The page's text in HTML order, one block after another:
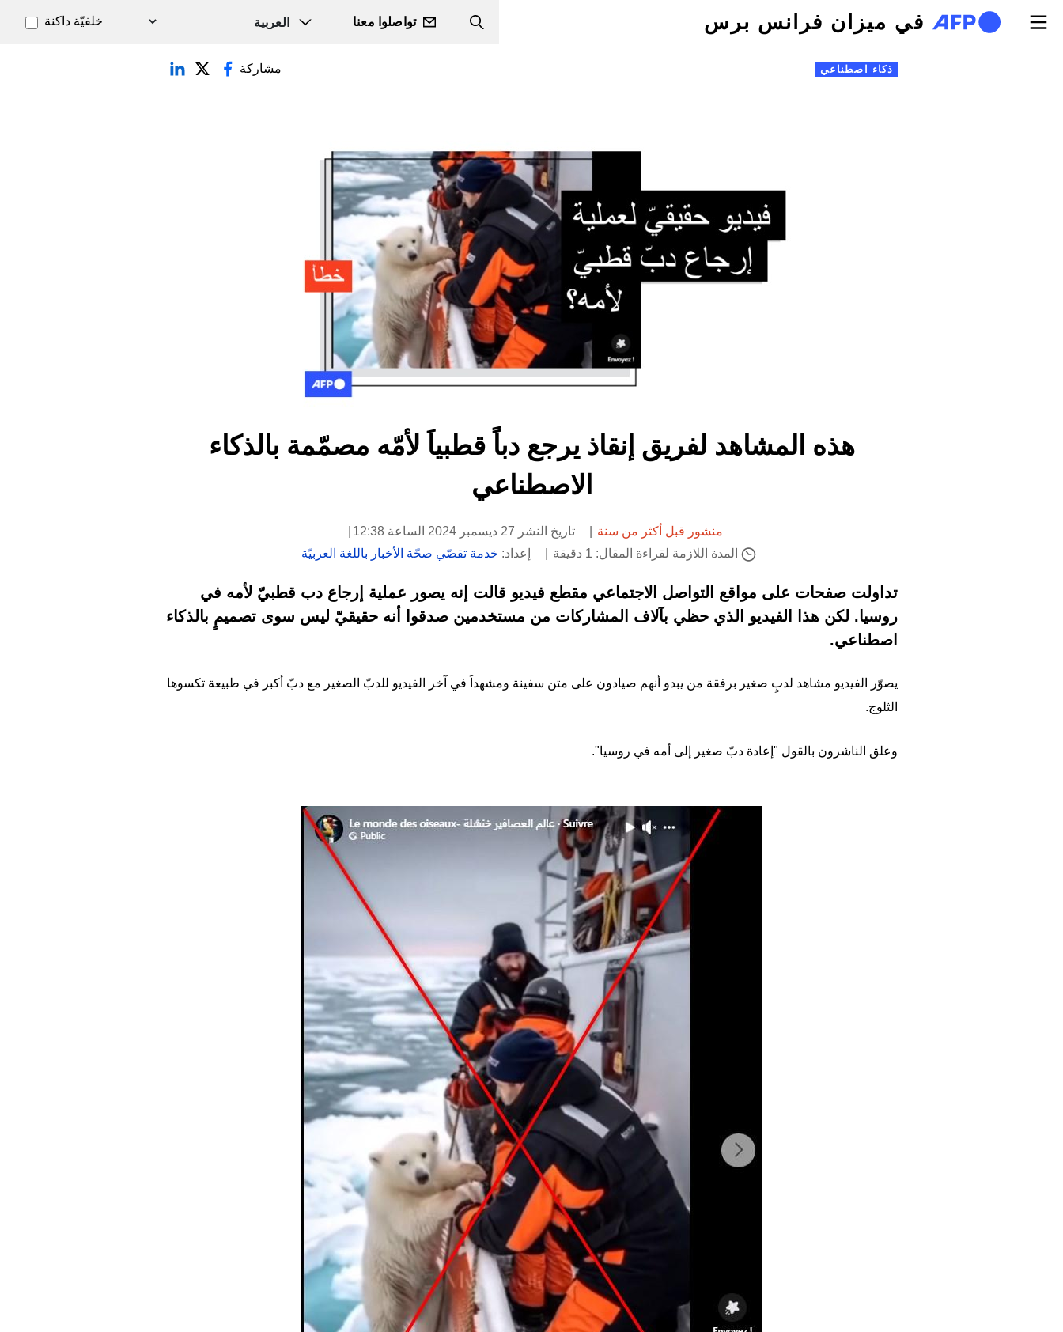
تجاوز إلى المحتوى الرئيسي
في ميزان فرانس برس Search
تواصلوا معنا خلفيّة داكنة
التبويبات الأساسية
ذكاء اصطناعي مشاركة
هذه المشاهد لفريق إنقاذ يرجع دباً قطبياَ لأمّه مصمّمة بالذكاء
الاصطناعي
منشور قبل أكثر من سنة
تاريخ النشر 27 ديسمبر 2024 الساعة 12:38
المدة اللازمة لقراءة المقال: 1 دقيقة
إعداد: خدمة تقصّي صحّة الأخبار باللغة العربيّة
تداولت صفحات على مواقع التواصل الاجتماعي مقطع فيديو قالت إنه يصور عملية إرجاع دب قطبيّ لأمه في
روسيا. لكن هذا الفيديو الذي حظي بآلاف المشاركات من مستخدمين صدقوا أنه حقيقيّ ليس سوى تصميمٍ بالذكاء
اصطناعي.
يصوّر الفيديو مشاهد لدبٍ صغير برفقة من يبدو أنهم صيادون على متن سفينة ومشهداَ في آخر الفيديو للدبّ الصغير مع دبّ أكبر في طبيعة تكسوها
الثلوج.
وعلق الناشرون بالقول "إعادة دبّ صغير إلى أمه في روسيا".